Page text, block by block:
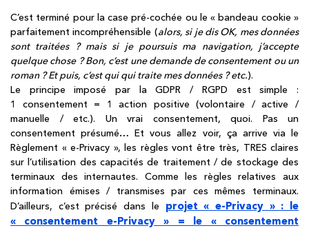
C’est terminé pour la case pré-cochée ou le « bandeau cookie »
parfaitement incompréhensible (alors, si je dis OK, mes données
sont traitées ? mais si je poursuis ma navigation, j’accepte
quelque chose ? Bon, c’est une demande de consentement ou un
roman ? Et puis, c’est qui qui traite mes données ? etc.).
Le principe imposé par la GDPR / RGPD est simple :
1 consentement = 1 action positive (volontaire / active /
manuelle / etc.). Un vrai consentement, quoi. Pas un
consentement présumé… Et vous allez voir, ça arrive via le
Règlement « e-Privacy », les règles vont être très, TRES claires
sur l’utilisation des capacités de traitement / de stockage des
terminaux des internautes. Comme les règles relatives aux
information émises / transmises par ces mêmes terminaux.
D’ailleurs, c’est précisé dans le projet « e-Privacy » : le
« consentement e-Privacy » = le « consentement